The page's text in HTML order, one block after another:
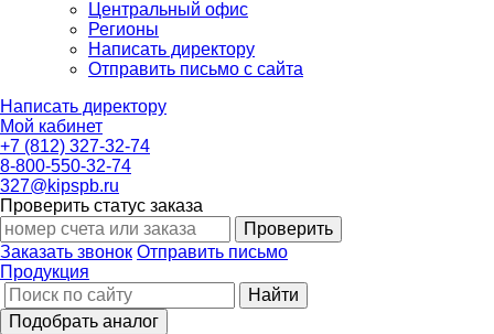
Центральный офис
Регионы
Написать директору
Отправить письмо с сайта
Написать директору
Мой кабинет
+7 (812) 327-32-74
8-800-550-32-74
327@kipspb.ru
Проверить статус заказа
Проверить
Заказать звонок Отправить письмо
Продукция
Найти
Подобрать аналог